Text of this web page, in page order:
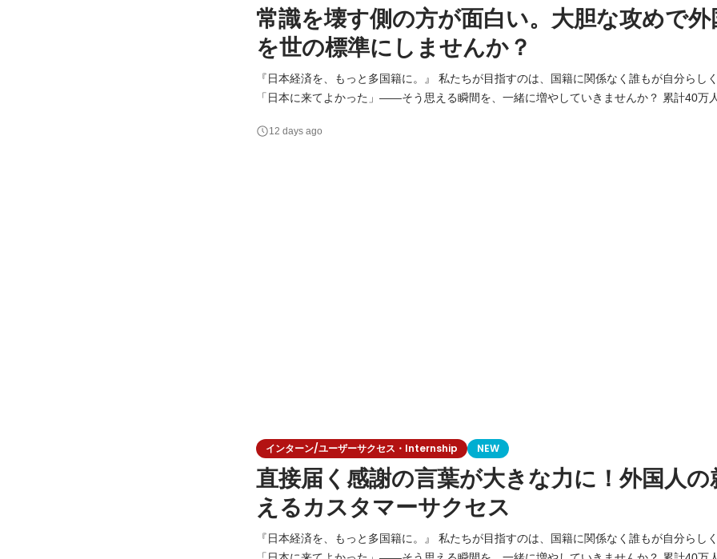
常識を壊す側の方が面白い。大胆な攻めで外
を世の標準にしませんか？
『日本経済を、もっと多国籍に。』 私たちが目指すのは、国籍に関係なく誰もが自分らしく活躍できる社会。
「日本に来てよかった」——そう思える瞬間を、一緒に増やしていきませんか？ 累計40万人以上の在日外国人
要とする企業とを繋いでいます！ 求職者お一人おひとりの想いに寄り添い、企業の課題を解決する。 日本経済
12 days ago
インターン/ユーザーサクセス・Internship NEW
直接届く感謝の言葉が大きな力に！外国人の
えるカスタマーサクセス
『日本経済を、もっと多国籍に。』 私たちが目指すのは、国籍に関係なく誰もが自分らしく活躍できる社会。